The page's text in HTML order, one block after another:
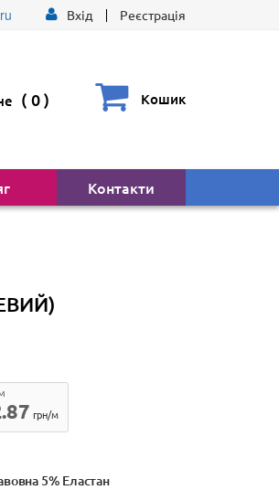
ru Вхід Реєстрація
( 0) Кошик
Контакти
грн/м
5% Еластан